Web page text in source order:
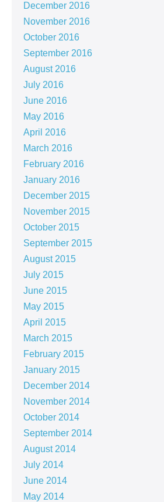
December 2016
November 2016
October 2016
September 2016
August 2016
July 2016
June 2016
May 2016
April 2016
March 2016
February 2016
January 2016
December 2015
November 2015
October 2015
September 2015
August 2015
July 2015
June 2015
May 2015
April 2015
March 2015
February 2015
January 2015
December 2014
November 2014
October 2014
September 2014
August 2014
July 2014
June 2014
May 2014